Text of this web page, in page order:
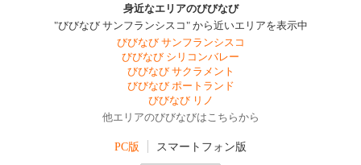
身近なエリアのびびなび
"びびなび サンフランシスコ" から近いエリアを表示中
びびなび サンフランシスコ
びびなび シリコンバレー
びびなび サクラメント
びびなび ポートランド
びびなび リノ
他エリアのびびなびはこちらから
PC版 スマートフォン版